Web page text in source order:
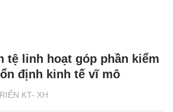
KT- XH
tệ linh hoạt góp phần kiểm
định kinh tế vĩ mô